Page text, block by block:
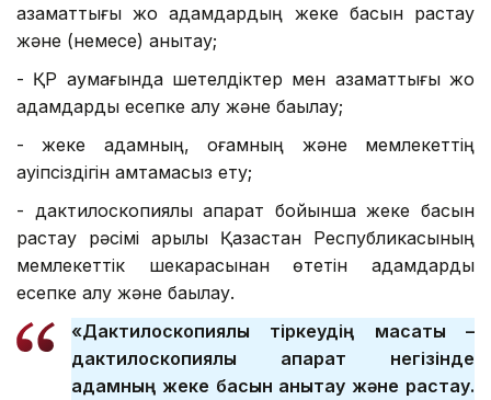
азаматтығы жоқ адамдардың жеке басын растау
және (немесе) анықтау;
- ҚР аумағында шетелдіктер мен азаматтығы жоқ
адамдарды есепке алу және бақылау;
- жеке адамның, қоғамның және мемлекеттің
қауіпсіздігін қамтамасыз ету;
- дактилоскопиялық ақпарат бойынша жеке басын
растау рәсімі арқылы Қазақстан Республикасының
мемлекеттік шекарасынан өтетін адамдарды
есепке алу және бақылау.
«Дактилоскопиялық тіркеудің мақсаты –
дактилоскопиялық ақпарат негізінде
адамның жеке басын анықтау және растау.